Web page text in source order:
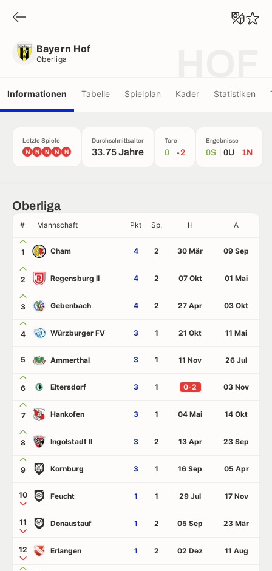
Bayern Hof
Oberliga
Informationen Tabelle Spielplan Kader Statistiken
Letzte Spiele
N N N N N
Durchschnittsalter
33.75 Jahre
Tore
0 -2
Ergebnisse
0S 0U 1N
Oberliga
# Mannschaft Pkt Sp. H A
1 Cham 4 2 30 Mär 09 Sep
2 Regensburg II 4 2 07 Okt 01 Mai
3 Gebenbach 4 2 27 Apr 03 Okt
4 Würzburger FV 3 1 21 Okt 11 Mai
5 Ammerthal 3 1 11 Nov 26 Jul
6 Eltersdorf 3 1 0-2 03 Nov
7 Hankofen 3 1 04 Mai 14 Okt
8 Ingolstadt II 3 2 13 Apr 23 Sep
9 Kornburg 3 1 16 Sep 05 Apr
10 Feucht 1 1 29 Jul 17 Nov
11 Donaustauf 1 2 05 Sep 23 Mär
12 Erlangen 1 2 02 Dez 11 Aug